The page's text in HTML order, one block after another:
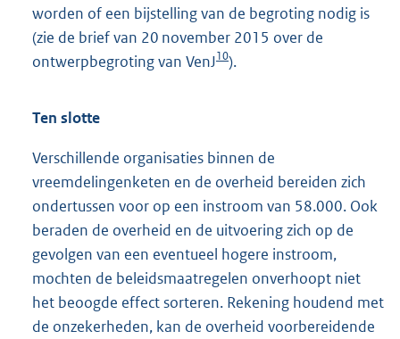
worden of een bijstelling van de begroting nodig is
(zie de brief van 20 november 2015 over de
ontwerpbegroting van VenJ10).
Ten slotte
Verschillende organisaties binnen de
vreemdelingenketen en de overheid bereiden zich
ondertussen voor op een instroom van 58.000. Ook
beraden de overheid en de uitvoering zich op de
gevolgen van een eventueel hogere instroom,
mochten de beleidsmaatregelen onverhoopt niet
het beoogde effect sorteren. Rekening houdend met
de onzekerheden, kan de overheid voorbereidende